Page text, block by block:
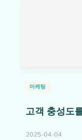
마케팅
고객 충성도
2025-04-04